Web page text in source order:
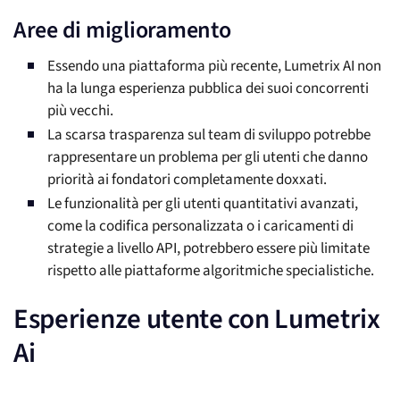
Aree di miglioramento
Essendo una piattaforma più recente, Lumetrix AI non
ha la lunga esperienza pubblica dei suoi concorrenti
più vecchi.
La scarsa trasparenza sul team di sviluppo potrebbe
rappresentare un problema per gli utenti che danno
priorità ai fondatori completamente doxxati.
Le funzionalità per gli utenti quantitativi avanzati,
come la codifica personalizzata o i caricamenti di
strategie a livello API, potrebbero essere più limitate
rispetto alle piattaforme algoritmiche specialistiche.
Esperienze utente con Lumetrix
Ai